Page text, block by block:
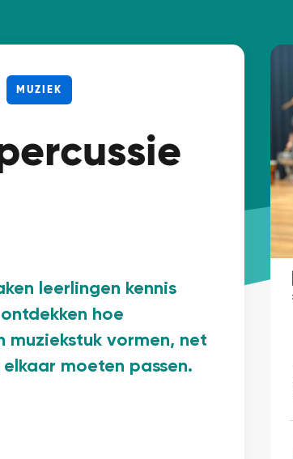
MUZIEK
leerlingen kennis
hoe
muziekstuk vormen, net
moeten passen.